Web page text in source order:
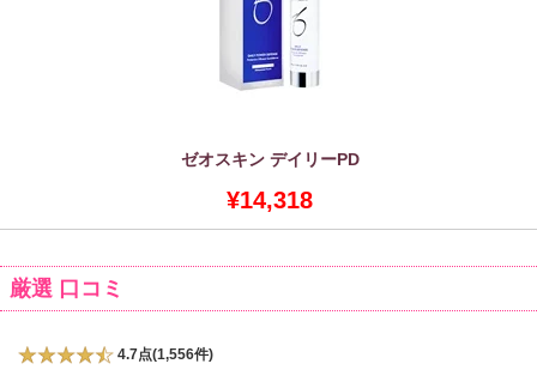
ゼオスキン デイリーPD
¥14,318
厳選 口コミ
4.7点(1,556件)